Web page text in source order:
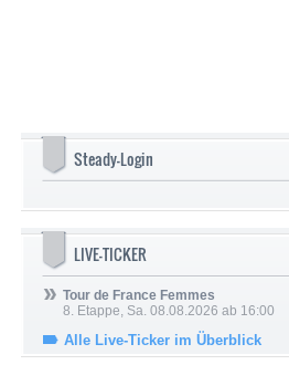
Steady-Login
LIVE-TICKER
Tour de France Femmes
8. Etappe, Sa. 08.08.2026 ab 16:00
Alle Live-Ticker im Überblick